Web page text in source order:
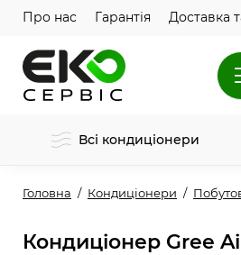
Про нас Гарантія Доставка
Всі кондиціонери
Головна Кондиціонери
Кондиціонер Gree